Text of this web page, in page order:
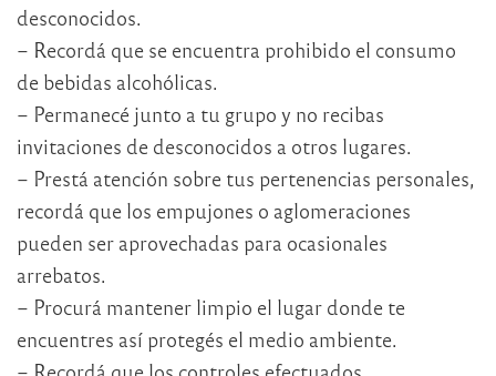
desconocidos.
– Recordá que se encuentra prohibido el consumo
de bebidas alcohólicas.
– Permanecé junto a tu grupo y no recibas
invitaciones de desconocidos a otros lugares.
– Prestá atención sobre tus pertenencias personales,
recordá que los empujones o aglomeraciones
pueden ser aprovechadas para ocasionales
arrebatos.
– Procurá mantener limpio el lugar donde te
encuentres así protegés el medio ambiente.